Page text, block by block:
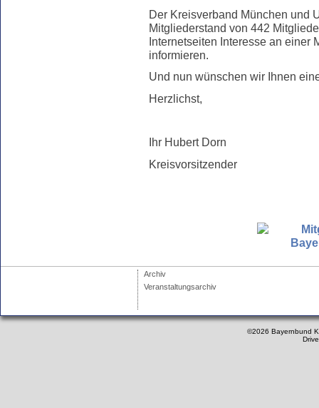
Der Kreisverband München und
Mitgliederstand von 442
Internetseiten Interesse an einer
informieren.
Und nun wünschen wir Ihnen
Herzlichst,
Ihr Hubert Dorn
Kreisvorsitzender
Archiv
Veranstaltungsarchiv
©2026 Bayernbund